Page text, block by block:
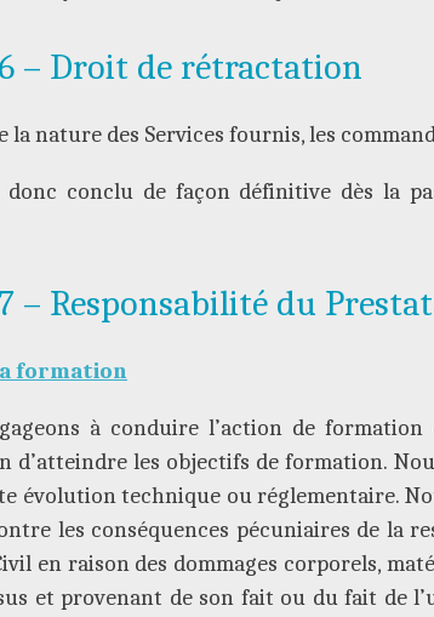
– Droit de rétractation
la nature des Services fournis, les
conclu de façon définitive dès la
– Responsabilité du
formation
à conduire l’action de
d’atteindre les objectifs de formation.
évolution technique ou réglementaire.
les conséquences pécuniaires de la
en raison des dommages corporels,
et provenant de son fait ou du fait de